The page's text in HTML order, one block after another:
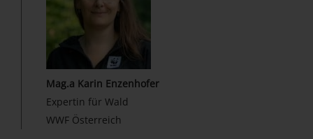
Mag.a Karin Enzenhofer
Expertin für Wald
WWF Österreich